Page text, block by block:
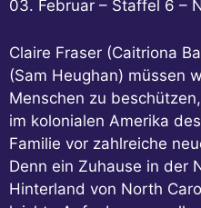
03. Februar – Staffel 6 –
Claire Fraser (Caitriona
(Sam Heughan) müssen
Menschen zu
im kolonialen Amerika
Familie vor zahlreiche
Denn ein Zuhause in der
Hinterland von North